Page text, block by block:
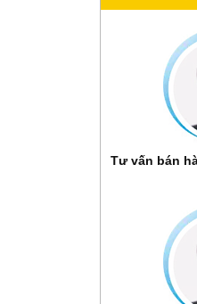
Tư vấn bán